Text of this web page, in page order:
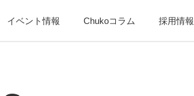
イベント情報 Chukoコラム 採用情報